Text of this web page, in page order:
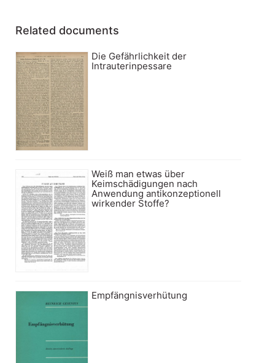
Related documents
Die Gefährlichkeit der
Intrauterinpessare
Weiß man etwas über
Keimschädigungen nach
Anwendung antikonzeptionell
wirkender Stoffe?
Empfängnisverhütung